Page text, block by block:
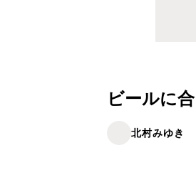
ビールに
北村みゆき